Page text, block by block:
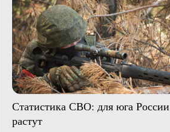
Статистика СВО: для юга
растут